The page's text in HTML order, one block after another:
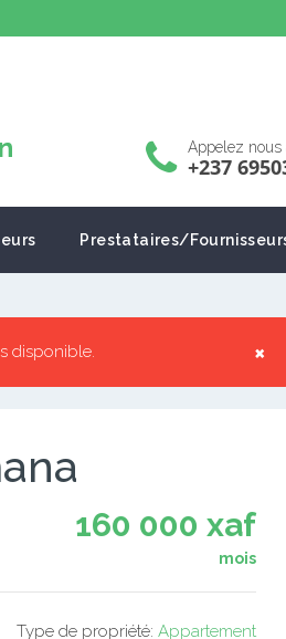
Appelez
+237
Prestataires/
×
disponible.
160 000 xaf
mois
Type de propriété: Appartement